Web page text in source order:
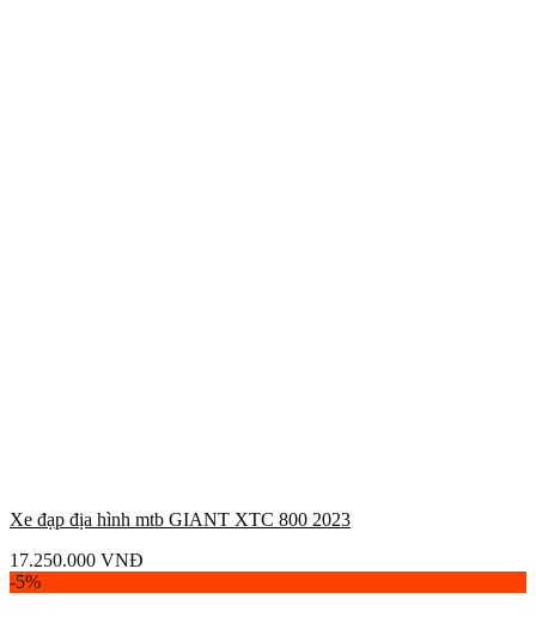
Xe đạp địa hình mtb GIANT XTC 800 2023
17.250.000 VNĐ
-5%